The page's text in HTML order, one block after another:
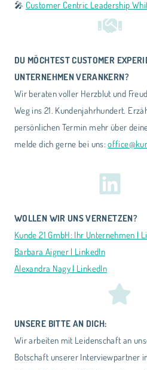
🎤 Customer Centric Leadership
DU MÖCHTEST CUSTOMER
UNTERNEHMEN VERANKERN?
Wir beraten voller Herzblut und
Weg ins 21. Kundenjahrhundert.
persönlichen Termin mehr über
melde dich gerne bei uns:
WOLLEN WIR UNS VERNETZEN?
Kunde 21 GmbH: Ihr Unternehmen |
Barbara Aigner | LinkedIn
Alexandra Nagy | LinkedIn
UNSERE BITTE AN DICH:
Wir arbeiten mit Leidenschaft an
Botschaft unserer Interviewpartner